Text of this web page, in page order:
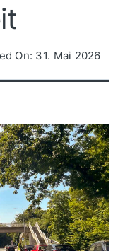
On: 31. Mai 2026